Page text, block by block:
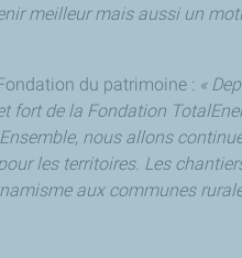
meilleur mais aussi un
du patrimoine : «
fort de la Fondation
nous allons
les territoires. Les
aux communes